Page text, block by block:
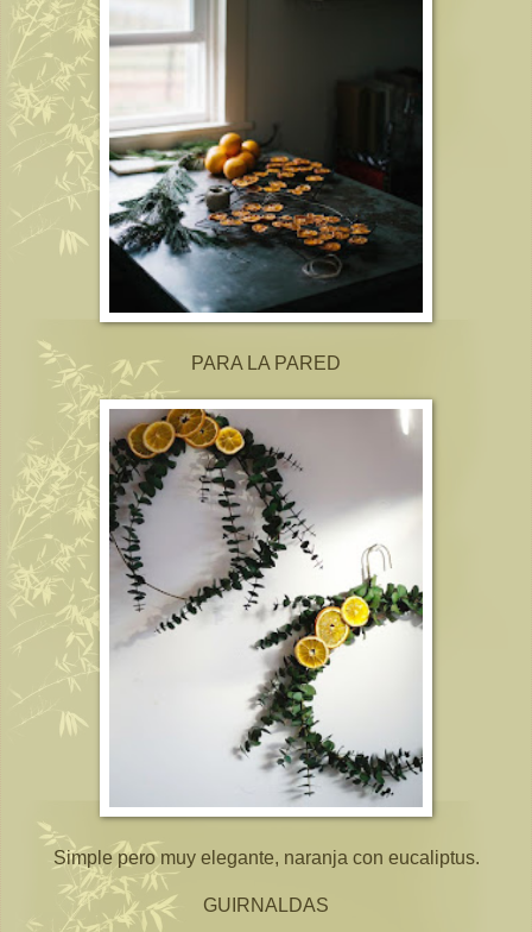
PARA LA PARED
Simple pero muy elegante, naranja con eucaliptus.
GUIRNALDAS